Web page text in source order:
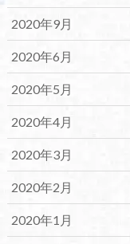
2020年9月
2020年6月
2020年5月
2020年4月
2020年3月
2020年2月
2020年1月